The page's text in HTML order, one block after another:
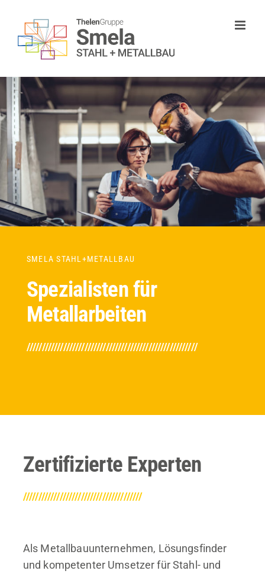
Inhalt
springen
SMELA STAHL+METALLBAU
Spezialisten für
Metallarbeiten
////////////////////////////////////////////////////////
Zertifizierte Experten
///////////////////////////////////////
Als Metallbauunternehmen, Lösungsfinder
und kompetenter Umsetzer für Stahl- und